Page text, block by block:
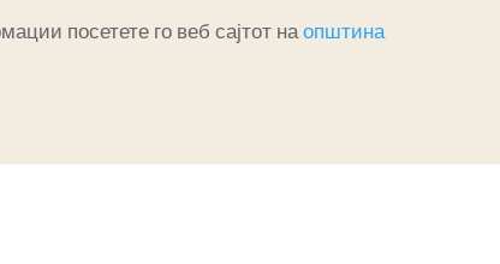
посетете го веб сајтот наопштина